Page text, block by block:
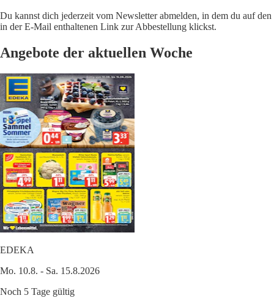
Du kannst dich jederzeit vom Newsletter abmelden, in dem du auf den
in der E-Mail enthaltenen Link zur Abbestellung klickst.
Angebote der aktuellen Woche
EDEKA
Mo. 10.8. - Sa. 15.8.2026
Noch 5 Tage gültig